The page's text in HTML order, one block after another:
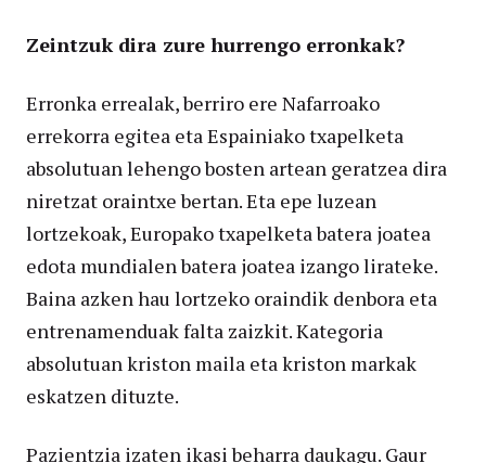
Zeintzuk dira zure hurrengo erronkak?
Erronka errealak, berriro ere Nafarroako
errekorra egitea eta Espainiako txapelketa
absolutuan lehengo bosten artean geratzea dira
niretzat oraintxe bertan. Eta epe luzean
lortzekoak, Europako txapelketa batera joatea
edota mundialen batera joatea izango lirateke.
Baina azken hau lortzeko oraindik denbora eta
entrenamenduak falta zaizkit. Kategoria
absolutuan kriston maila eta kriston markak
eskatzen dituzte.
Pazientzia izaten ikasi beharra daukagu. Gaur